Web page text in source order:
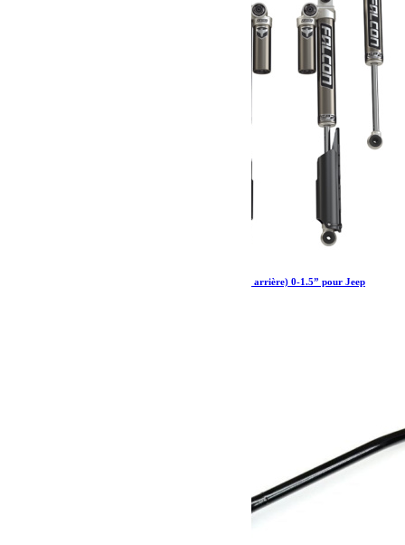
Amortisseurs Falcon SP 2 3.1 Piggyback (avant arrière) 0-1.5” pour Jeep